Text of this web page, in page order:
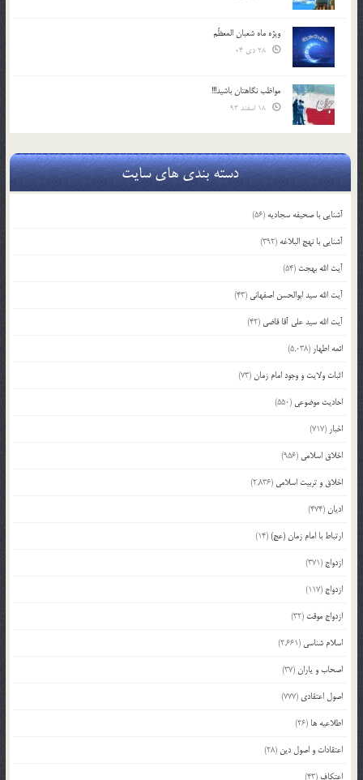
ویژه ماه شعبان المعظّم
مواظب نگاهتان باشید!!!
دسته بندی های سایت
آشنایی با صحیفه سجادیه (56)
آشنایی با نهج البلاغه (392)
آیت الله بهجت (54)
آیت الله سید ابوالحسن اصفهانی (43)
آیت الله سید علی آقا قاضی (42)
ائمه اطهار (5,038)
اثبات ولایت و وجود امام زمان(73)
احادیث موضوعی (550)
اخبار (717)
اخلاق اسلامی (956)
اخلاق و تربیت اسلامی (2,836)
ادیان(474)
ارتباط با امام زمان (عج)(14)
ازدواج (371)
ازدواج (117)
ازدواج موقت (32)
اسلام شناسی (2,661)
اصحاب و یاران(37)
اصول اعتقادی (777)
اطلاعیه ها (26)
اعتقادات و اصول دین (28)
اعتکاف (43)